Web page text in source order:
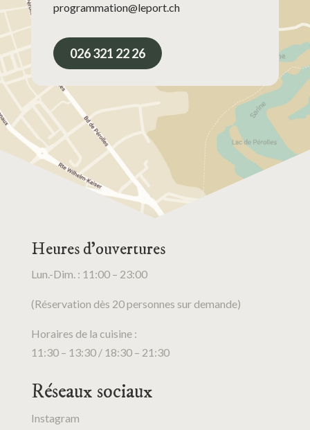
programmation@leport.ch
026 321 22 26
Heures d’ouvertures
Lun.-Dim. : 11:00 – 23:00
(Réservation dès 20 personnes sur demande)
Horaires de la cuisine :
11:30 – 13:30 / 18:30 – 21:30
Réseaux sociaux
Instagram